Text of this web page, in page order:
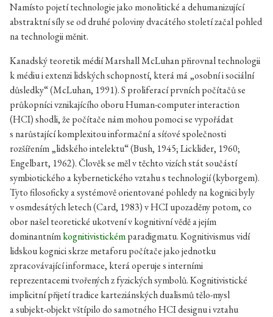
Namísto pojetí technologie jako monolitické a dehumanizující
abstraktní síly se od druhé poloviny dvacátého století začal pohled
na technologii měnit.
Kanadský teoretik médií Marshall McLuhan přirovnal technologii
k médiu i extenzi lidských schopností, která má „osobní i sociální
důsledky“ (McLuhan, 1991). S proliferací prvních počítačů se
průkopníci vznikajícího oboru Human-computer interaction
(HCI) shodli, že počítače nám mohou pomoci se vypořádat
s narůstající komplexitou informační a síťové společnosti
rozšířením „lidského intelektu“ (Bush, 1945; Licklider, 1960;
Engelbart, 1962). Člověk se měl v těchto vizích stát součástí
symbiotického a kybernetického vztahu s technologií (kyborgem).
Tyto filosoficky a systémově orientované pohledy na kognici byly
v osmdesátých letech (Card, 1983) v HCI upozaděny potom, co
obor našel teoretické ukotvení v kognitivní vědě a jejím
dominantnímkognitivistickémparadigmatu. Kognitivismus vidí
lidskou kognici skrze metaforu počítače jako jednotku
zpracovávající informace, která operuje s interními
reprezentacemi tvořených z fyzických symbolů. Kognitivistické
implicitní přijetí tradice karteziánských dualismů tělo-mysl
a subjekt-objekt vštípilo do samotného HCI designu i vztahu